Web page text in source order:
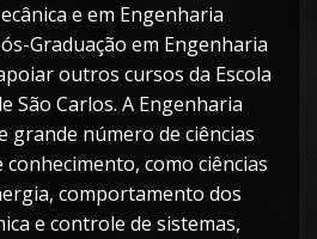
e em Engenharia
Graduação em Engenharia
outros cursos da Escola
São Carlos. A Engenharia
grande número de ciências
como ciências
comportamento dos
e controle de sistemas,